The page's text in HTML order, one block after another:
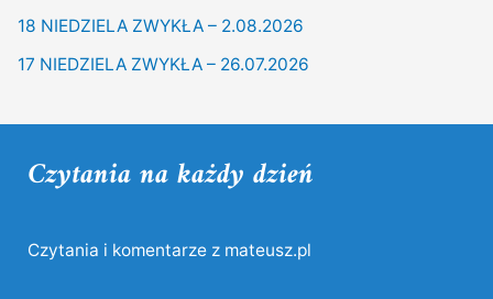
18 NIEDZIELA ZWYKŁA – 2.08.2026
17 NIEDZIELA ZWYKŁA – 26.07.2026
Czytania na każdy dzień
Czytania i komentarze z mateusz.pl